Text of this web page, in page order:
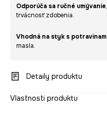
Odporúča sa ručné umývanie
trvácnosť zdobenia.
Vhodná na styk s
masla.
Detaily produktu
Vlastnosti produktu